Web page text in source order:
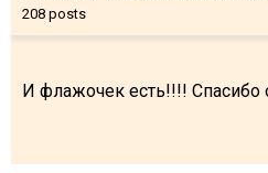
208 posts
И флажочек есть!!!! Спасибо